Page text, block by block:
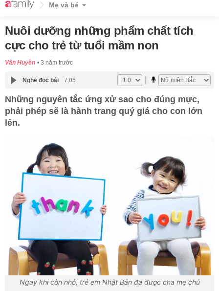
Mẹ và bé
Nuôi dưỡng những phẩm chất tích
cực cho trẻ từ tuổi mầm non
Vân Huyền 3 năm trước
Nghe đọc bài 7:05
Những nguyên tắc ứng xử sao cho đúng mực,
phải phép sẽ là hành trang quý giá cho con lớn
lên.
Ngay khi còn nhỏ, trẻ em Nhật Bản đã được cha mẹ chú